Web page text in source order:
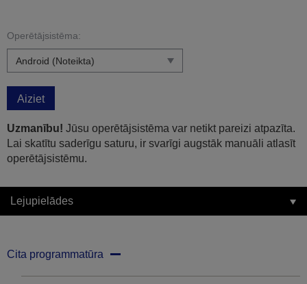
Operētājsistēma:
Aiziet
Uzmanību! Jūsu operētājsistēma var netikt pareizi atpazīta.
Lai skatītu saderīgu saturu, ir svarīgi augstāk manuāli atlasīt
operētājsistēmu.
Lejupielādes
Cita programmatūra